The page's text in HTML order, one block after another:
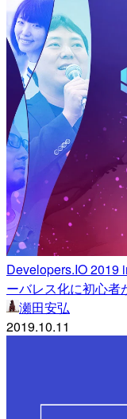
Developers.IO 2019
ーバレス化に 初心
瀬田安弘
2019.10.11